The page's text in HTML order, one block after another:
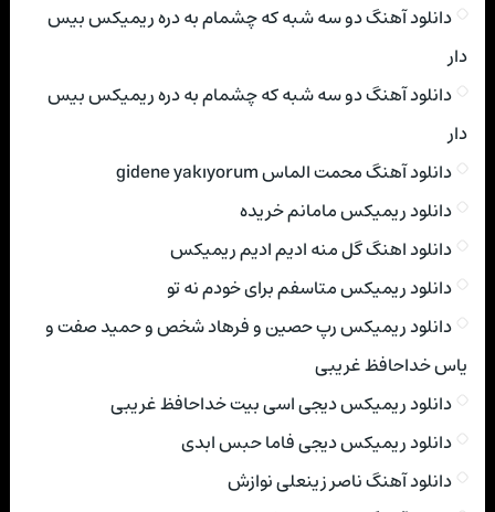
دانلود آهنگ دو سه شبه که چشمام به دره ریمیکس بیس
دار
دانلود آهنگ دو سه شبه که چشمام به دره ریمیکس بیس
دار
دانلود آهنگ محمت الماس gidene yakıyorum
دانلود ریمیکس مامانم خریده
دانلود اهنگ گل منه ادیم ادیم ریمیکس
دانلود ریمیکس متاسفم برای خودم نه تو
دانلود ریمیکس رپ حصین و فرهاد شخص و حمید صفت و
یاس خداحافظ غریبی
دانلود ریمیکس دیجی اسی بیت خداحافظ غریبی
دانلود ریمیکس دیجی فاما حبس ابدی
دانلود آهنگ ناصر زینعلی نوازش